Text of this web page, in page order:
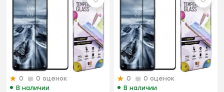
0
0 оценок
В наличии
0
0 оценок
В наличии